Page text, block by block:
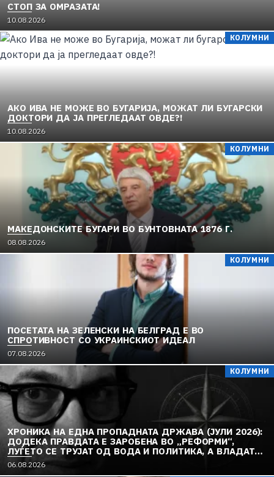
СТОП ЗА ОМРАЗАТА!
10.08.2026
КОЛУМНИ
АКО ИВА НЕ МОЖЕ ВО БУГАРИЈА, МОЖАТ ЛИ БУГАРСКИ
ДОКТОРИ ДА ЈА ПРЕГЛЕДААТ ОВДЕ?!
10.08.2026
КОЛУМНИ
МАКЕДОНСКИТЕ БУГАРИ ВО БУНТОВНАТА 1876 Г.
08.08.2026
КОЛУМНИ
ПОСЕТАТА НА ЗЕЛЕНСКИ НА БЕЛГРАД Е ВО
СПРОТИВНОСТ СО УКРАИНСКИОТ ИДЕАЛ
07.08.2026
КОЛУМНИ
ХРОНИКА НА ЕДНА ПРОПАДНАТА ДРЖАВА (ЈУЛИ 2026):
ДОДЕКА ПРАВДАТА Е ЗАРОБЕНА ВО „РЕФОРМИ“,
ЛУЃЕТО СЕ ТРУЈАТ ОД ВОДА И ПОЛИТИКА, А ВЛАДАТА
И ОПОЗИЦИЈАТА СЕ „РЕКОНСТРУИРААТ“ – ЗЕМЈАТА
ТОНЕ ВО „ДОСТОИНСТВО“ И МОЛЧИ ПРЕД УКРАИНА
06.08.2026